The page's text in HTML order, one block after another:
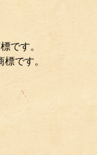
です。
です。